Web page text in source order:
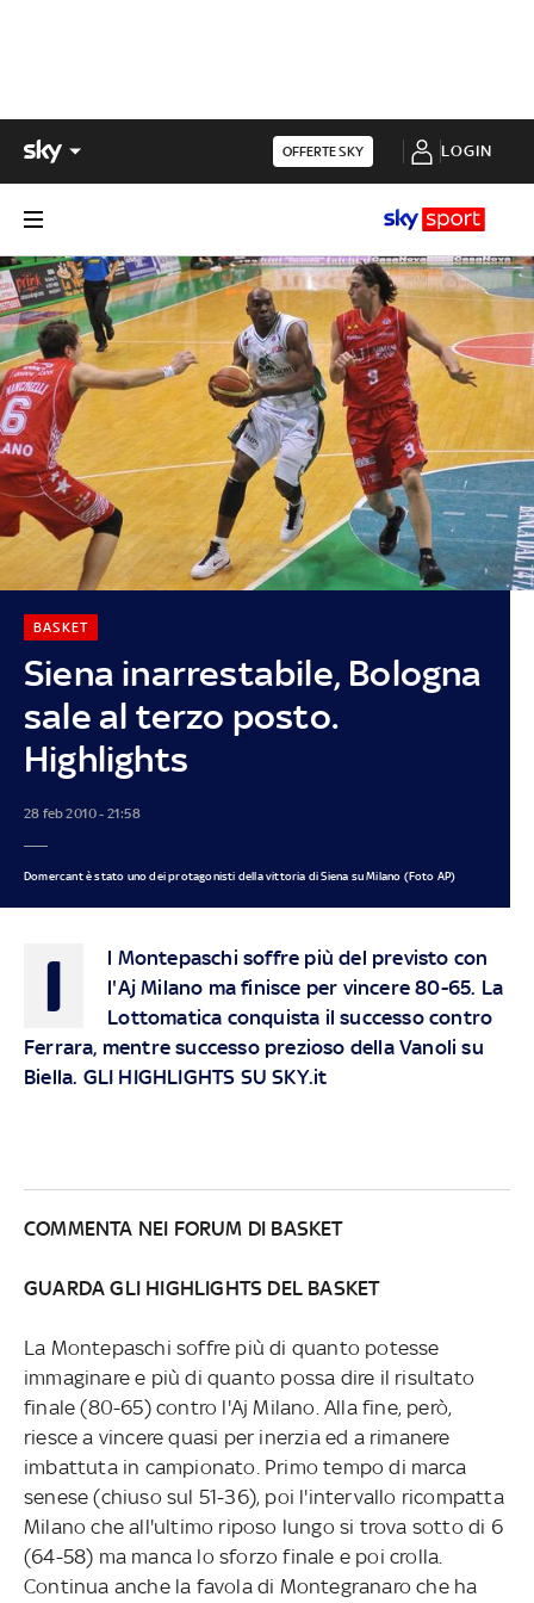
OFFERTE SKY LOGIN
Siena inarrestabile, Bologna
sale al terzo posto.
Highlights
BASKET
28 feb 2010 - 21:58
Domercant è stato uno dei protagonisti della vittoria di Siena su Milano (Foto AP)
I
l Montepaschi soffre più del previsto con
l'Aj Milano ma finisce per vincere 80-65. La
Lottomatica conquista il successo contro
Ferrara, mentre successo prezioso della Vanoli su
Biella. GLI HIGHLIGHTS SU SKY.it
COMMENTA NEI FORUM DI BASKET
GUARDA GLI HIGHLIGHTS DEL BASKET
La Montepaschi soffre più di quanto potesse
immaginare e più di quanto possa dire il risultato
finale (80-65) contro l'Aj Milano. Alla fine, però,
riesce a vincere quasi per inerzia ed a rimanere
imbattuta in campionato. Primo tempo di marca
senese (chiuso sul 51-36), poi l'intervallo ricompatta
Milano che all'ultimo riposo lungo si trova sotto di 6
(64-58) ma manca lo sforzo finale e poi crolla.
Continua anche la favola di Montegranaro che ha